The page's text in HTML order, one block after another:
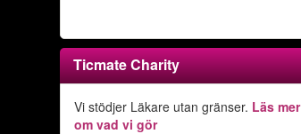
Ticmate Charity
Vi stödjer Läkare utan gränser. Läs mer
om vad vi gör